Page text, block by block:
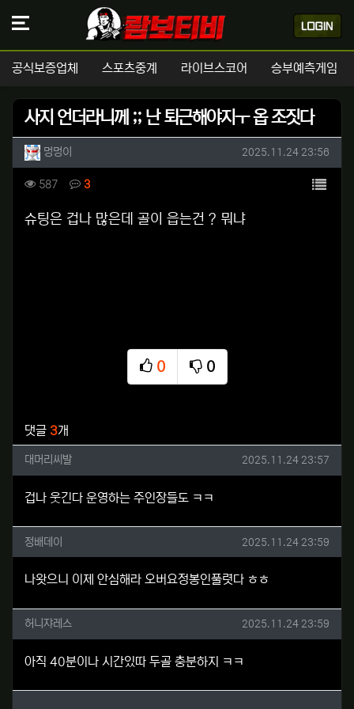
공식보증업체 스포츠중계 라이브스코어 승부예측게임
사지 언더라니께 ;; 난 퇴근해야지ㅜ 옵 조짓다
작성자 정보
멍멍이 작성일
2025.11.24 23:56
컨텐츠 정보
587조회 3댓글 목록
본문
슈팅은 겁나 많은데 골이 읍는건 ? 뭐냐
0
추천
0
비추천
댓글 3개
대머리씨발님의 댓글
대머리씨발 작성일
2025.11.24 23:57
겁나 웃긴다 운영하는 주인장들도 ㅋㅋ
정배데이님의 댓글
정배데이 작성일
2025.11.24 23:59
나왓으니 이제 안심해라 오버요정봉인풀렷다 ㅎㅎ
허니쟈레스님의 댓글
허니쟈레스 작성일
2025.11.24 23:59
아직 40분이나 시간있따 두골 충분하지 ㅋㅋ